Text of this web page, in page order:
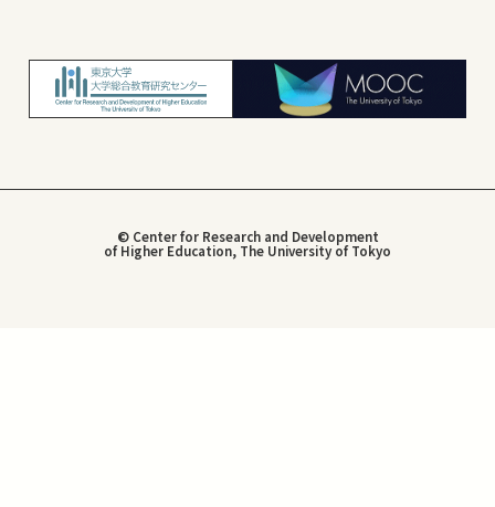
© Center for Research and Development
of Higher Education, The University of Tokyo